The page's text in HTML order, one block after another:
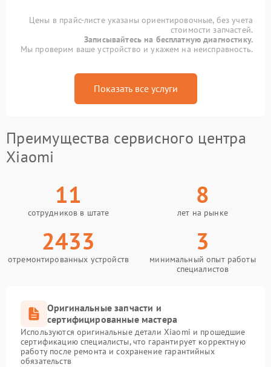
Цены в прайс-листе указаны ориентировочные, без учета
стоимости запчастей.
Записывайтесь на бесплатную диагностику.
Мы проверим ваше устройство и укажем на неисправность.
Показать все услуги
Преимущества сервисного центра
Xiaomi
11
сотрудников в штате
8
лет на рынке
2433
отремонтированных устройств
3
минимальный опыт работы
специалистов
Оригинальные запчасти и
сертифицированные мастера
Используются оригинальные детали Xiaomi и прошедшие
сертификацию специалисты, что гарантирует корректную
работу после ремонта и сохранение гарантийных
обязательств